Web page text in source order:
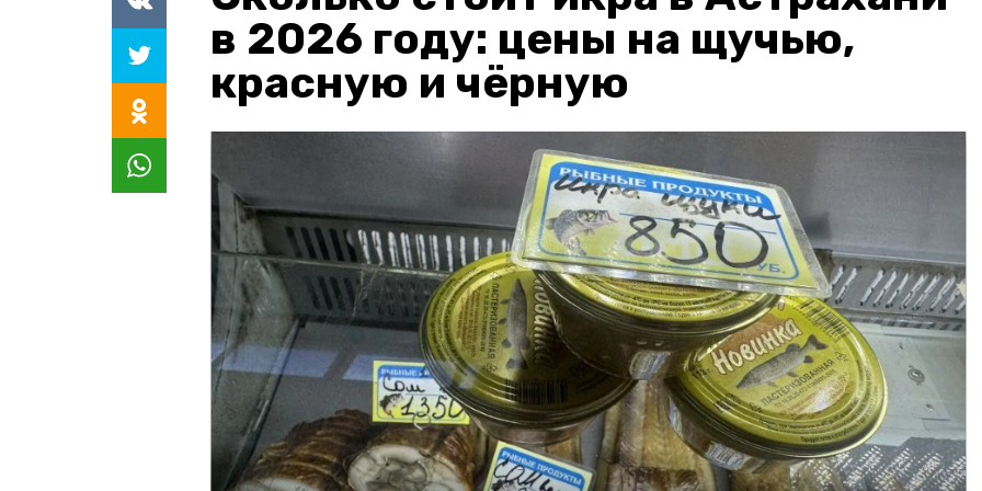
в 2026 году: цены на щучью,
красную и чёрную